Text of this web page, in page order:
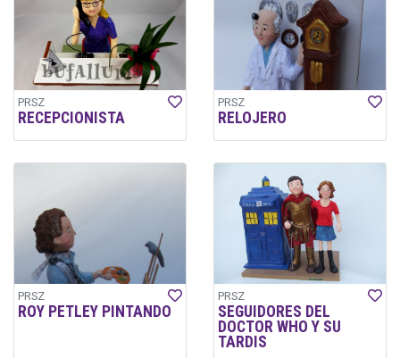
PRSZ
RECEPCIONISTA
PRSZ
RELOJERO
PRSZ
ROY PETLEY PINTANDO
PRSZ
SEGUIDORES DEL
DOCTOR WHO Y SU
TARDIS